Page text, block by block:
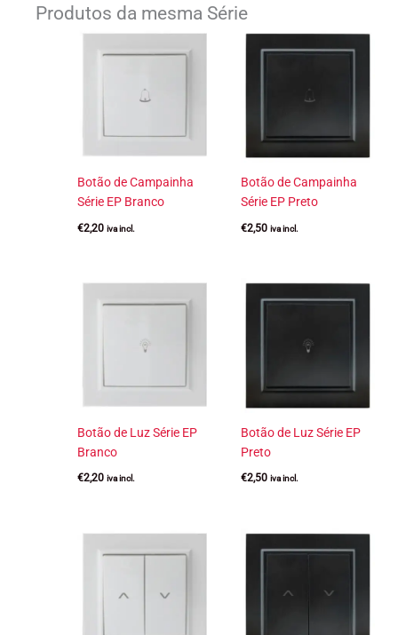
Produtos da mesma Série
Botão de Campainha
Série EP Branco
€2,20 iva incl.
Botão de Campainha
Série EP Preto
€2,50 iva incl.
Botão de Luz Série EP
Branco
€2,20 iva incl.
Botão de Luz Série EP
Preto
€2,50 iva incl.